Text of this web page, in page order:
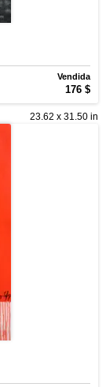
Vendida
176 $
23.62 x 31.50 in